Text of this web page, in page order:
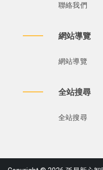
聯絡我們
網站導覽
網站導覽
全站搜尋
全站搜尋